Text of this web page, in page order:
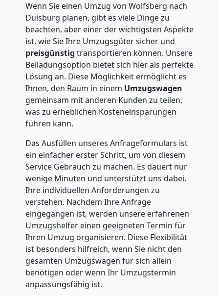
Wenn Sie einen Umzug von Wolfsberg nach
Duisburg planen, gibt es viele Dinge zu
beachten, aber einer der wichtigsten Aspekte
ist, wie Sie Ihre Umzugsgüter sicher und
preisgünstig transportieren können. Unsere
Beiladungsoption bietet sich hier als perfekte
Lösung an. Diese Möglichkeit ermöglicht es
Ihnen, den Raum in einem Umzugswagen
gemeinsam mit anderen Kunden zu teilen,
was zu erheblichen Kosteneinsparungen
führen kann.
Das Ausfüllen unseres Anfrageformulars ist
ein einfacher erster Schritt, um von diesem
Service Gebrauch zu machen. Es dauert nur
wenige Minuten und unterstützt uns dabei,
Ihre individuellen Anforderungen zu
verstehen. Nachdem Ihre Anfrage
eingegangen ist, werden unsere erfahrenen
Umzugshelfer einen geeigneten Termin für
Ihren Umzug organisieren. Diese Flexibilität
ist besonders hilfreich, wenn Sie nicht den
gesamten Umzugswagen für sich allein
benötigen oder wenn Ihr Umzugstermin
anpassungsfähig ist.